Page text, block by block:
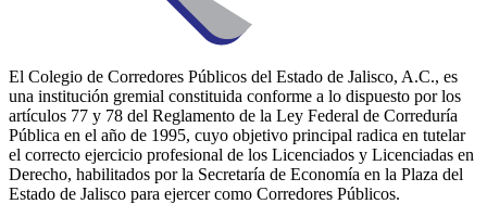
El Colegio de Corredores Públicos del Estado de Jalisco, A.C., es
una institución gremial constituida conforme a lo dispuesto por los
artículos 77 y 78 del Reglamento de la Ley Federal de Correduría
Pública en el año de 1995, cuyo objetivo principal radica en tutelar
el correcto ejercicio profesional de los Licenciados y Licenciadas en
Derecho, habilitados por la Secretaría de Economía en la Plaza del
Estado de Jalisco para ejercer como Corredores Públicos.